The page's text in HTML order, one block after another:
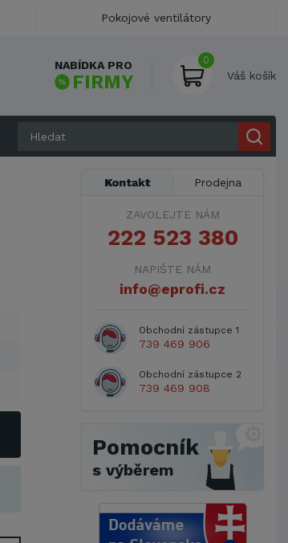
NABÍDKA PRO
FIRMY
0
Váš košík
Kontakt Prodejna
ZAVOLEJTE NÁM
222 523 380
NAPIŠTE NÁM
info@eprofi.cz
Obchodní zástupce 1
739 469 906
Obchodní zástupce 2
739 469 908
Pomocník
s výběrem
Pokojové ventilátory